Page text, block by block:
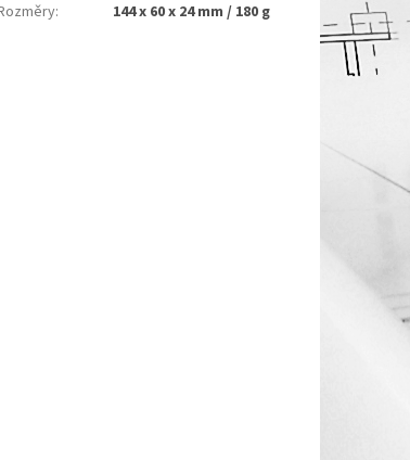
: 144 x 60 x 24 mm / 180 g